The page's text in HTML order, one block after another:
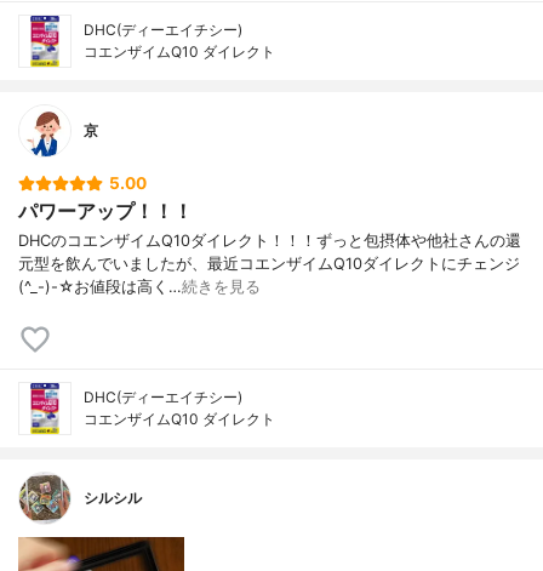
DHC(ディーエイチシー)
コエンザイムQ10 ダイレクト
京
5.00
パワーアップ！！！
DHCのコエンザイムQ10ダイレクト！！！ずっと包摂体や他社さんの還
元型を飲んでいましたが、最近コエンザイムQ10ダイレクトにチェンジ
(^_-)-☆お値段は高く…続きを見る
DHC(ディーエイチシー)
コエンザイムQ10 ダイレクト
シルシル